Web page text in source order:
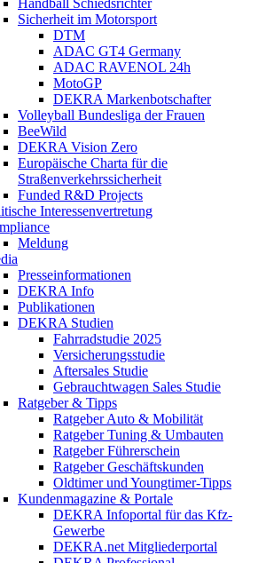
Sicherheit im Motorsport
DTM
ADAC GT4 Germany
ADAC RAVENOL 24h
MotoGP
DEKRA Markenbotschafter
Volleyball Bundesliga der Frauen
BeeWild
DEKRA Vision Zero
Europäische Charta für die
Straßenverkehrssicherheit
Funded R&D Projects
Interessenvertretung
Meldung
Presseinformationen
DEKRA Info
Publikationen
DEKRA Studien
Fahrradstudie 2025
Versicherungsstudie
Aftersales Studie
Gebrauchtwagen Sales Studie
Ratgeber & Tipps
Ratgeber Auto & Mobilität
Ratgeber Tuning & Umbauten
Ratgeber Führerschein
Ratgeber Geschäftskunden
Oldtimer und Youngtimer-Tipps
Kundenmagazine & Portale
DEKRA Infoportal für das Kfz-
Gewerbe
DEKRA.net Mitgliederportal